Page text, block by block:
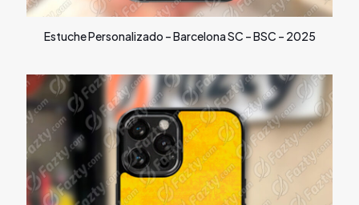
Estuche Personalizado – Barcelona SC – BSC – 2025